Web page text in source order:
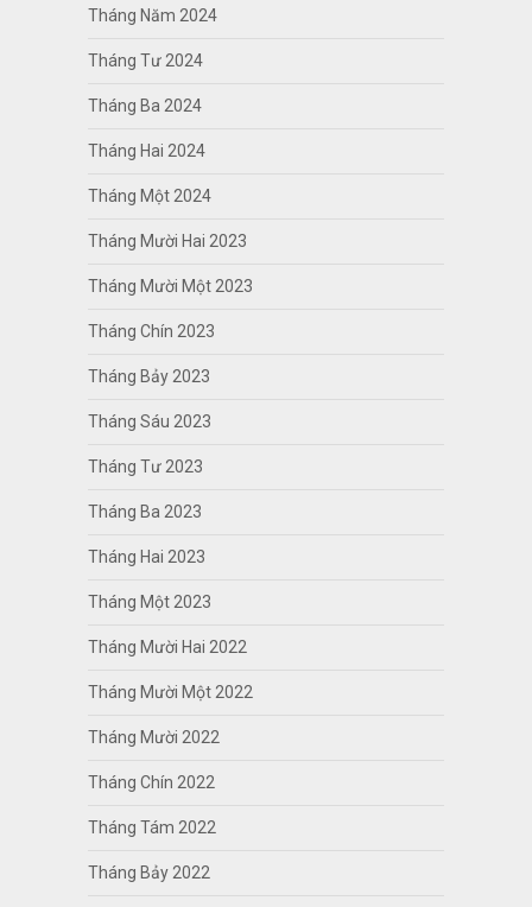
Tháng Năm 2024
Tháng Tư 2024
Tháng Ba 2024
Tháng Hai 2024
Tháng Một 2024
Tháng Mười Hai 2023
Tháng Mười Một 2023
Tháng Chín 2023
Tháng Bảy 2023
Tháng Sáu 2023
Tháng Tư 2023
Tháng Ba 2023
Tháng Hai 2023
Tháng Một 2023
Tháng Mười Hai 2022
Tháng Mười Một 2022
Tháng Mười 2022
Tháng Chín 2022
Tháng Tám 2022
Tháng Bảy 2022